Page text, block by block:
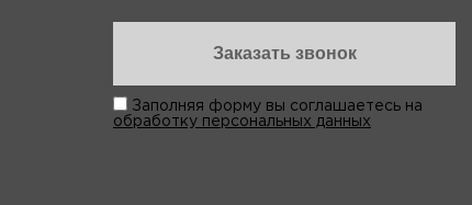
Заполняя форму вы соглашаетесь на
обработку персональных данных